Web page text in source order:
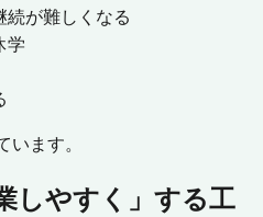
続が難しくなる
学
ます。
しやすく」する工